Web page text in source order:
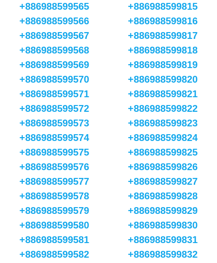
+886988599565
+886988599566
+886988599567
+886988599568
+886988599569
+886988599570
+886988599571
+886988599572
+886988599573
+886988599574
+886988599575
+886988599576
+886988599577
+886988599578
+886988599579
+886988599580
+886988599581
+886988599582
+886988599815
+886988599816
+886988599817
+886988599818
+886988599819
+886988599820
+886988599821
+886988599822
+886988599823
+886988599824
+886988599825
+886988599826
+886988599827
+886988599828
+886988599829
+886988599830
+886988599831
+886988599832